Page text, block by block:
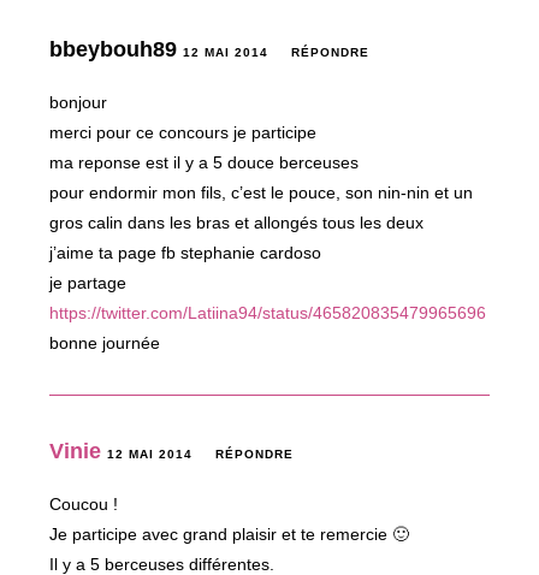
bbeybouh8912 MAI 2014 RÉPONDRE
bonjour
merci pour ce concours je participe
ma reponse est il y a 5 douce berceuses
pour endormir mon fils, c’est le pouce, son nin-nin et un
gros calin dans les bras et allongés tous les deux
j’aime ta page fb stephanie cardoso
je partage
https://twitter.com/Latiina94/status/465820835479965696
bonne journée
Vinie 12 MAI 2014 RÉPONDRE
Coucou !
Je participe avec grand plaisir et te remercie 🙂
Il y a 5 berceuses différentes.